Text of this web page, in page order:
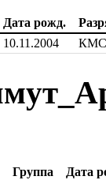
Дата рожд.
10.11.2004 КМС
Группа
Дата